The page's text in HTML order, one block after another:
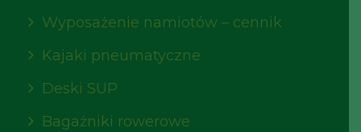
Wyposażenie namiotów – cennik
Kajaki pneumatyczne
Deski SUP
Bagażniki rowerowe